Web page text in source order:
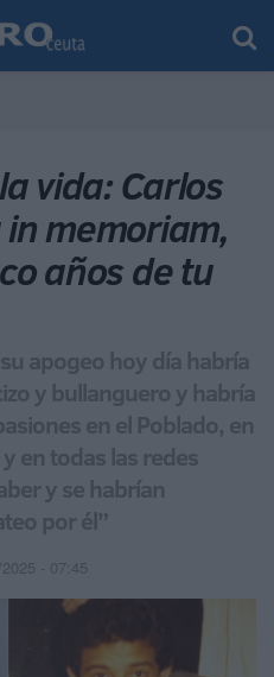
vida: Carlos
memoriam,
años de tu
apogeo hoy día habría
y bullanguero y habría
en el Poblado, en
en todas las redes
y se habrían
por él”
2025 - 07:45